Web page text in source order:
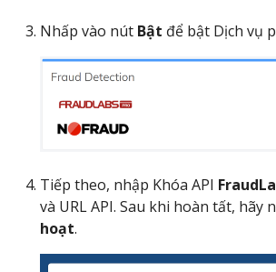
Nhấp vào nút Bật để bật Dịch vụ
Tiếp theo, nhập Khóa API
và URL API. Sau khi hoàn tất, hãy
hoạt.